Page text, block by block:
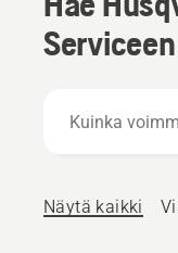
voimme
Näytä kaikki